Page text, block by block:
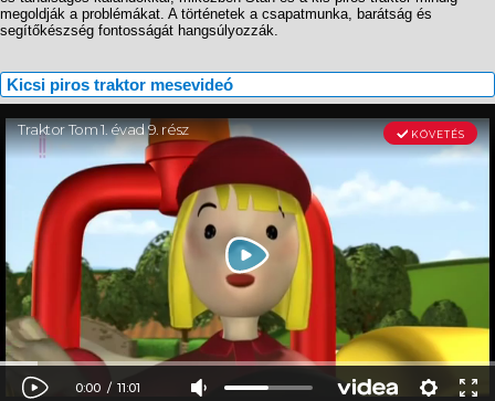
megoldják a problémákat. A történetek a csapatmunka, barátság és
segítőkészség fontosságát hangsúlyozzák.
Kicsi piros traktor mesevideó